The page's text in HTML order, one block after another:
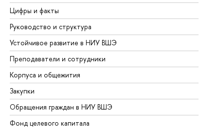
Цифры и факты
Руководство и структура
Устойчивое развитие в НИУ ВШЭ
Преподаватели и сотрудники
Корпуса и общежития
Закупки
Обращения граждан в НИУ ВШЭ
Фонд целевого капитала